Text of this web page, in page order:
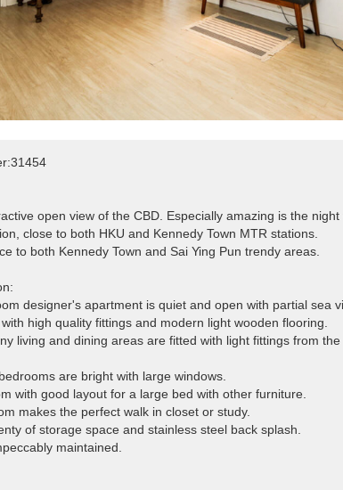
open view of the CBD. Especially amazing is the night
close to both HKU and Kennedy Town MTR stations.
to both Kennedy Town and Sai Ying Pun trendy areas.
designer's apartment is quiet and open with partial sea
high quality fittings and modern light wooden flooring.
living and dining areas are fitted with light fittings from
are bright with large windows.
with good layout for a large bed with other furniture.
makes the perfect walk in closet or study.
of storage space and stainless steel back splash.
maintained.